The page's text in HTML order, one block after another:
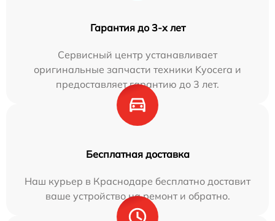
Гарантия до 3-х лет
Сервисный центр устанавливает
оригинальные запчасти техники Kyocera и
предоставляет гарантию до 3 лет.
Бесплатная доставка
Наш курьер в Краснодаре бесплатно доставит
ваше устройство на ремонт и обратно.